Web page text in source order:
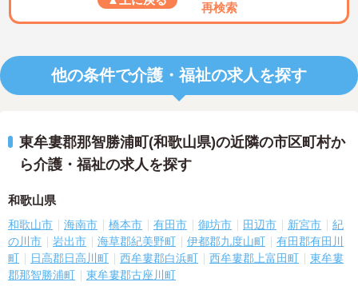
再検索
他の条件で介護・福祉の求人を探す
東牟婁郡那智勝浦町(和歌山県)の近隣の市区町村か
ら介護・福祉の求人を探す
和歌山県
和歌山市 海南市 橋本市 有田市 御坊市 田辺市 新宮市
紀
の川市
岩出市 海草郡紀美野町 伊都郡九度山町
有田郡有田川
町
日高郡日高川町 西牟婁郡白浜町 西牟婁郡上富田町
東牟婁
郡那智勝浦町
東牟婁郡古座川町